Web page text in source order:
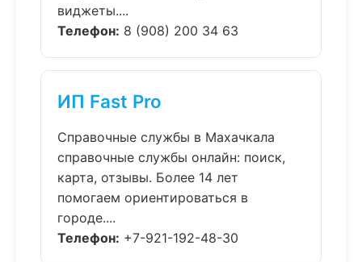
виджеты....
Телефон: 8 (908) 200 34 63
ИП Fast Pro
Справочные службы в Махачкала
справочные службы онлайн: поиск,
карта, отзывы. Более 14 лет
помогаем ориентироваться в
городе....
Телефон: +7-921-192-48-30